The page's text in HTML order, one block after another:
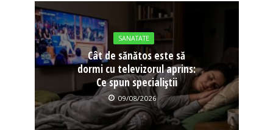
SANATATE
Cât de sănătos este să
dormi cu televizorul aprins:
Ce spun specialiștii
09/08/2026